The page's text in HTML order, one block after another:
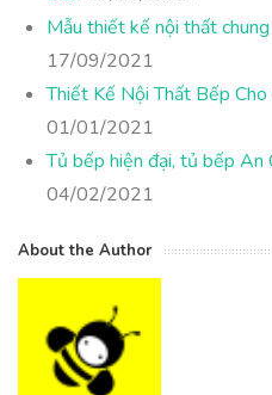
Mẫu thiết kế nội thất
17/09/2021
Thiết Kế Nội Thất Bếp
01/01/2021
Tủ bếp hiện đại, tủ bếp An
04/02/2021
About the Author